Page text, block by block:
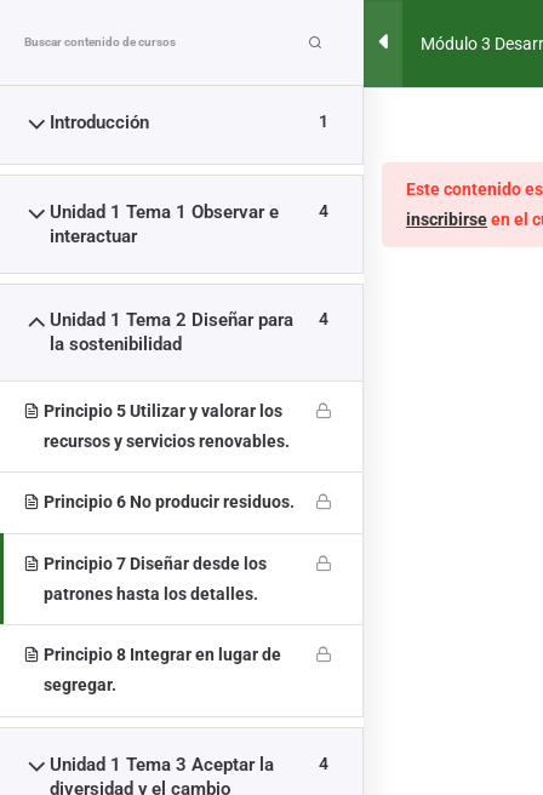
MENÚ
DE HABILIDADES PARA LA
VIDA MEDIANTE EL
APRENDIZAJE DE LA
PERMACULTURA
> CURSOS > MÓDULO 3 DESARROLLO DE HABILIDADES
Módulo 3
Introducción 1
Unidad 1 Tema 1 Observar e
interactuar
4
Unidad 1 Tema 2 Diseñar para
la sostenibilidad
4
Principio 5 Utilizar y valorar los
recursos y servicios renovables.
Principio 6 No producir residuos.
Principio 7 Diseñar desde los
patrones hasta los detalles.
Principio 8 Integrar en lugar de
segregar.
Unidad 1 Tema 3 Aceptar la
diversidad y el cambio
4
Este contenido
inscribirseen el
El apoyo de la Comisión Europea a la elaboración de esta
publicación no constituye una aprobación de su contenido,
que refleja únicamente las opiniones de los autores, y la
Comisión no se hace responsable del uso que pueda
hacerse de la información aquí difundida.